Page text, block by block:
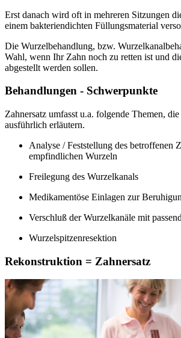
Erst danach wird oft in mehreren Sitzungen
einem bakteriendichten Füllungsmaterial
Die Wurzelbehandlung, bzw.
Wahl, wenn Ihr Zahn noch zu retten ist und
abgestellt werden sollen.
Behandlungen - Schwerpunkte
Zahnersatz umfasst u.a. folgende Themen,
ausführlich erläutern.
Analyse / Feststellung des betroffenen
empfindlichen Wurzeln
Freilegung des Wurzelkanals
Medikamentöse Einlagen zur
Verschluß der Wurzelkanäle mit
Wurzelspitzenresektion
Rekonstruktion = Zahnersatz